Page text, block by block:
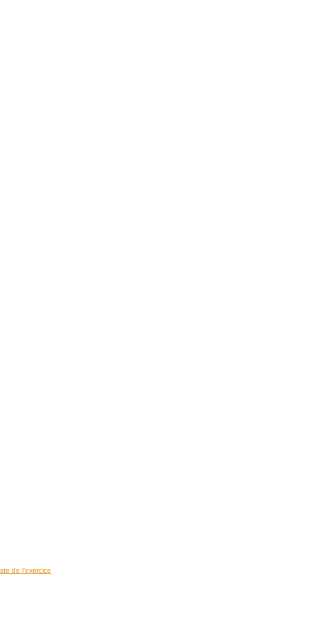
de l’exercice